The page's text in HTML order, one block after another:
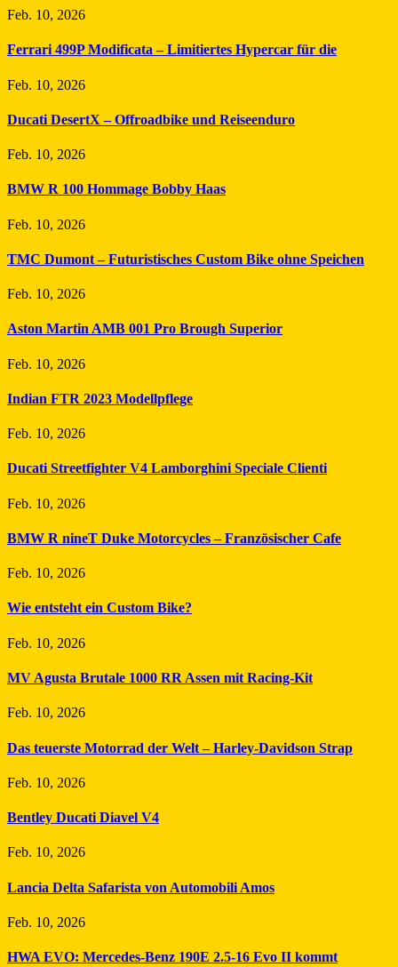
Feb. 10, 2026
Ferrari 499P Modificata – Limitiertes Hypercar für die
Feb. 10, 2026
Ducati DesertX – Offroadbike und Reiseenduro
Feb. 10, 2026
BMW R 100 Hommage Bobby Haas
Feb. 10, 2026
TMC Dumont – Futuristisches Custom Bike ohne Speichen
Feb. 10, 2026
Aston Martin AMB 001 Pro Brough Superior
Feb. 10, 2026
Indian FTR 2023 Modellpflege
Feb. 10, 2026
Ducati Streetfighter V4 Lamborghini Speciale Clienti
Feb. 10, 2026
BMW R nineT Duke Motorcycles – Französischer Cafe
Feb. 10, 2026
Wie entsteht ein Custom Bike?
Feb. 10, 2026
MV Agusta Brutale 1000 RR Assen mit Racing-Kit
Feb. 10, 2026
Das teuerste Motorrad der Welt – Harley-Davidson Strap
Feb. 10, 2026
Bentley Ducati Diavel V4
Feb. 10, 2026
Lancia Delta Safarista von Automobili Amos
Feb. 10, 2026
HWA EVO: Mercedes-Benz 190E 2.5-16 Evo II kommt